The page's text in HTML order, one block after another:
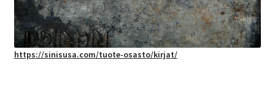
https://sinisusa.com/tuote-osasto/kirjat/